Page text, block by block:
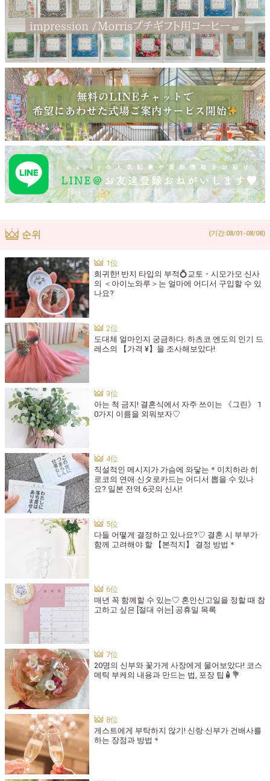
순위 (기간:08/01-08/08)
희귀한! 반지 타입의 부적💍교토・시모가모 신사
의 ＜아이노와루＞는 얼마에 어디서 구입할 수 있
나요?
도대체 얼마인지 궁금하다. 하츠코 엔도의 인기 드
레스의 【가격 ¥】을 조사해보았다!
아는 척 금지! 결혼식에서 자주 쓰이는 《그린》 1
0가지 이름을 외워보자♡
직설적인 메시지가 가슴에 와닿는＊이치하라 히
로코의 연애 신タ로카드는 어디서 뽑을 수 있나
요? 일본 전역 6곳의 신사!
다들 어떻게 결정하고 있나요?♡ 결혼 시 부부가
함께 고려해야 할 【본적지】 결정 방법＊
매년 꼭 함께할 수 있는♡ 혼인신고일을 정할 때 참
고하고 싶은 [절대 쉬는] 공휴일 목록
20명의 신부와 꽃가게 사장에게 물어보았다! 코스
메틱 부케의 내용과 만드는 법, 포장 팁🧴💐
게스트에게 부탁하지 않기! 신랑 신부가 건배사를
하는 장점과 방법＊